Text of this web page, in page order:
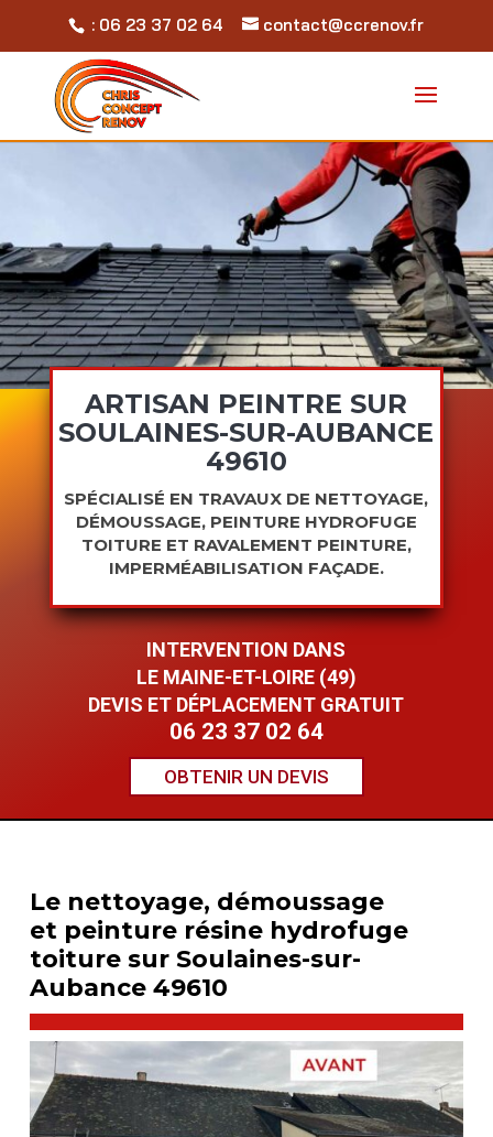
: 06 23 37 02 64 contact@ccrenov.fr
ARTISAN PEINTRE SUR
SOULAINES-SUR-AUBANCE
49610
SPÉCIALISÉ EN TRAVAUX DE NETTOYAGE,
DÉMOUSSAGE, PEINTURE HYDROFUGE
TOITURE ET RAVALEMENT PEINTURE,
IMPERMÉABILISATION FAÇADE.
INTERVENTION DANS
LE MAINE-ET-LOIRE (49)
DEVIS ET DÉPLACEMENT GRATUIT
06 23 37 02 64
OBTENIR UN DEVIS
Le nettoyage, démoussage
et peinture résine hydrofuge
toiture sur Soulaines-sur-
Aubance 49610